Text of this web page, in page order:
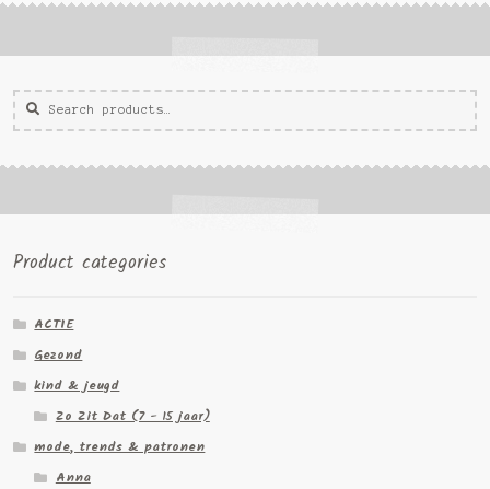
Zoeken
voor:
Zoek
Product categories
ACTIE
Gezond
kind & jeugd
Zo Zit Dat (7 - 15 jaar)
mode, trends & patronen
Anna